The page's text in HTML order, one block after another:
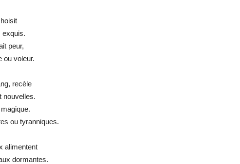
exquis.
peur,
ou voleur.
recèle
nouvelles.
ou tyranniques.
alimentent
dormantes.